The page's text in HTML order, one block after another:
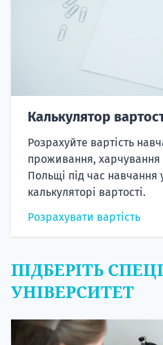
Калькулятор
Розрахуйте вартість
проживання, харчування
Польщі під час навчання
калькуляторі вартості.
Розрахувати вартість
ПІДБЕРІТЬ
УНІВЕРСИТЕТ